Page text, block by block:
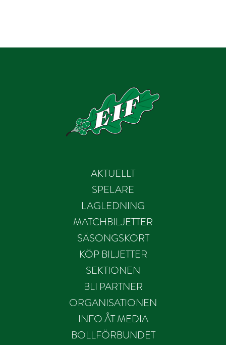
AKTUELLT
SPELARE
LAGLEDNING
MATCHBILJETTER
SÄSONGSKORT
KÖP BILJETTER
SEKTIONEN
BLI PARTNER
ORGANISATIONEN
INFO ÅT MEDIA
BOLLFÖRBUNDET